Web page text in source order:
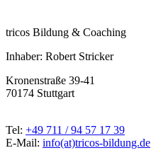
tricos Bildung & Coaching
Inhaber: Robert Stricker
Kronenstraße 39-41
70174 Stuttgart
Tel: +49 711 / 94 57 17 39
E-Mail: info(at)tricos-bildung.de